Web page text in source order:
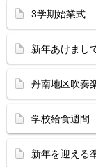
3学期始業式
新年あけまし
丹南地区吹奏
学校給食週間
新年を迎える